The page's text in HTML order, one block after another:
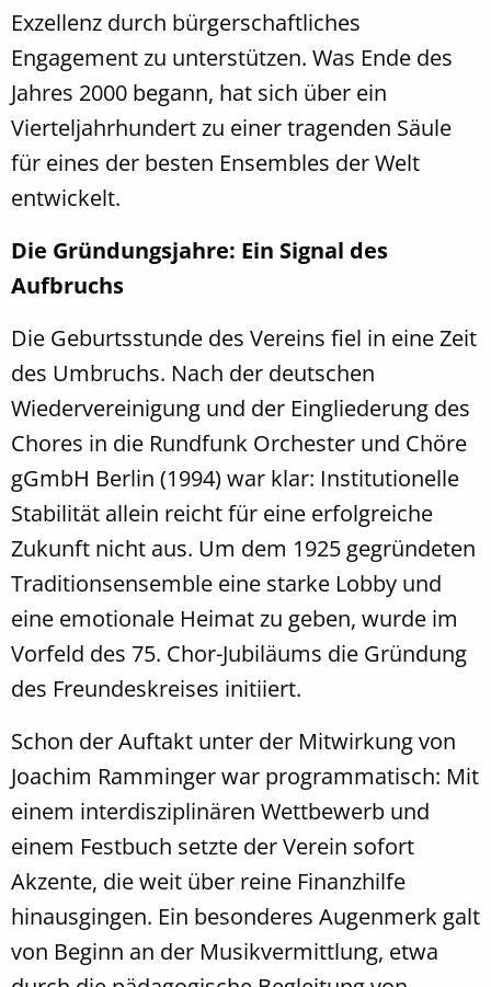
Exzellenz durch bürgerschaftliches
Engagement zu unterstützen. Was Ende des
Jahres 2000 begann, hat sich über ein
Vierteljahrhundert zu einer tragenden Säule
für eines der besten Ensembles der Welt
entwickelt.
Die Gründungsjahre: Ein Signal des
Aufbruchs
Die Geburtsstunde des Vereins fiel in eine Zeit
des Umbruchs. Nach der deutschen
Wiedervereinigung und der Eingliederung des
Chores in die Rundfunk Orchester und Chöre
gGmbH Berlin (1994) war klar: Institutionelle
Stabilität allein reicht für eine erfolgreiche
Zukunft nicht aus. Um dem 1925 gegründeten
Traditionsensemble eine starke Lobby und
eine emotionale Heimat zu geben, wurde im
Vorfeld des 75. Chor-Jubiläums die Gründung
des Freundeskreises initiiert.
Schon der Auftakt unter der Mitwirkung von
Joachim Ramminger war programmatisch: Mit
einem interdisziplinären Wettbewerb und
einem Festbuch setzte der Verein sofort
Akzente, die weit über reine Finanzhilfe
hinausgingen. Ein besonderes Augenmerk galt
von Beginn an der Musikvermittlung, etwa